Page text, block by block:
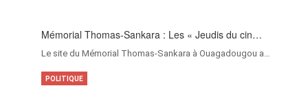
Mémorial Thomas-Sankara : Les « Jeudis du cin…
Le site du Mémorial Thomas-Sankara à Ouagadougou a…
POLITIQUE